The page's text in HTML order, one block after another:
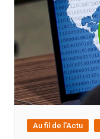
Au fil de l'Actu